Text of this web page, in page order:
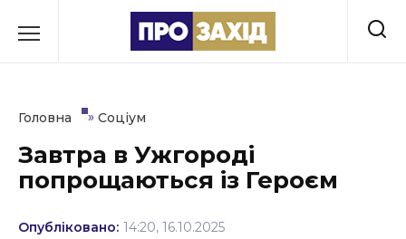
до
Культура
Освіта
Головна » Соціум
Завтра в Ужгороді
попрощаються із Героєм
Опубліковано: 14:20, 16.10.2025